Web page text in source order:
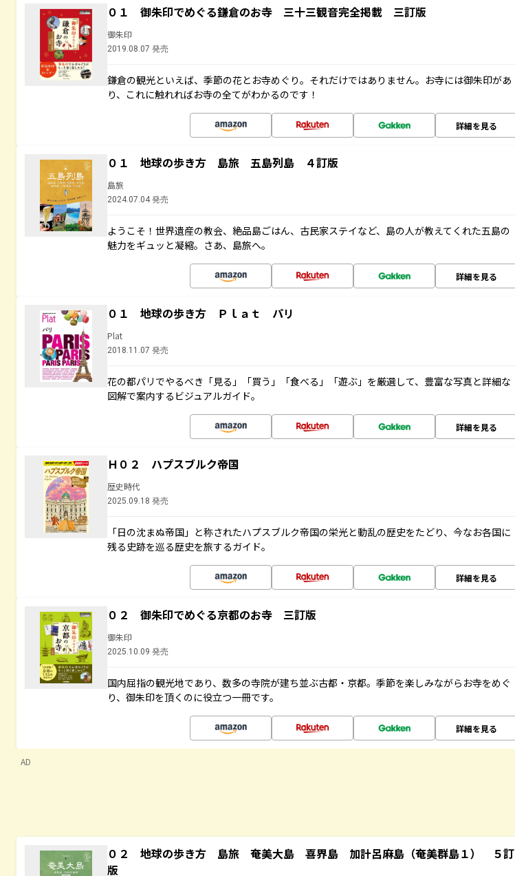
０１ 御朱印でめぐる鎌倉のお寺 三十三観音完全掲載 三訂版
御朱印
2019.08.07 発売
鎌倉の観光といえば、季節の花とお寺めぐり。それだけではありません。お寺には御朱印があ
り、これに触れればお寺の全てがわかるのです！
詳細を見る
０１ 地球の歩き方 島旅 五島列島 ４訂版
島旅
2024.07.04 発売
ようこそ！世界遺産の教会、絶品島ごはん、古民家ステイなど、島の人が教えてくれた五島の
魅力をギュッと凝縮。さあ、島旅へ。
詳細を見る
０１ 地球の歩き方 Ｐｌａｔ パリ
Plat
2018.11.07 発売
花の都パリでやるべき「見る」「買う」「食べる」「遊ぶ」を厳選して、豊富な写真と詳細な
図解で案内するビジュアルガイド。
詳細を見る
Ｈ０２ ハプスブルク帝国
歴史時代
2025.09.18 発売
「日の沈まぬ帝国」と称されたハプスブルク帝国の栄光と動乱の歴史をたどり、今なお各国に
残る史跡を巡る歴史を旅するガイド。
詳細を見る
０２ 御朱印でめぐる京都のお寺 三訂版
御朱印
2025.10.09 発売
国内屈指の観光地であり、数多の寺院が建ち並ぶ古都・京都。季節を楽しみながらお寺をめぐ
り、御朱印を頂くのに役立つ一冊です。
詳細を見る
AD
０２ 地球の歩き方 島旅 奄美大島 喜界島 加計呂麻島（奄美群島１） ５訂
版